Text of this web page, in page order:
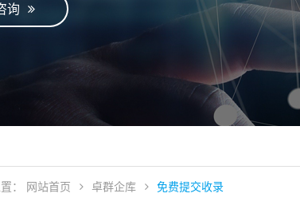
询
： 网站首页 卓群企库 免费提交收录